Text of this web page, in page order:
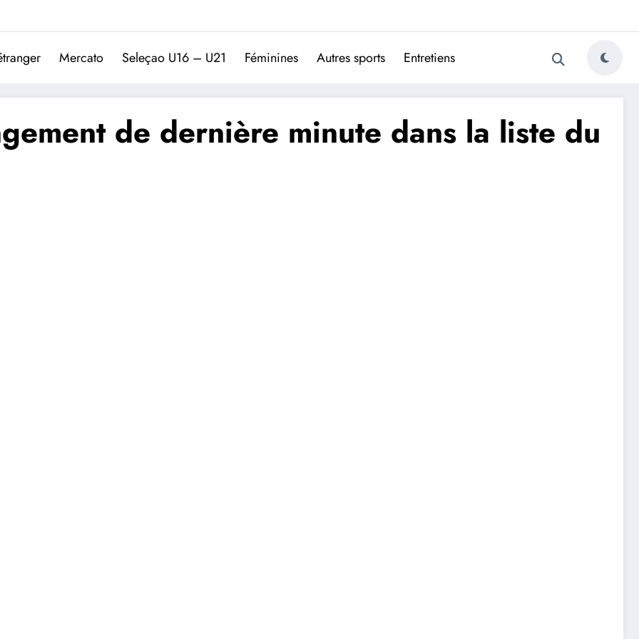
Trivela
L'actualité du football portugais
Mercato Seleçao U16 – U21 Féminines Autres sports Entretiens
de dernière minute dans la liste du